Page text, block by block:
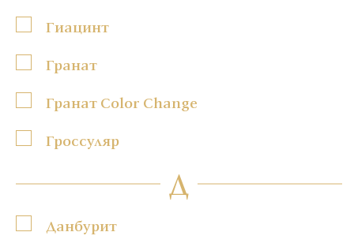
Гиацинт
Гранат
Гранат Color Change
Гроссуляр
Д
Данбурит